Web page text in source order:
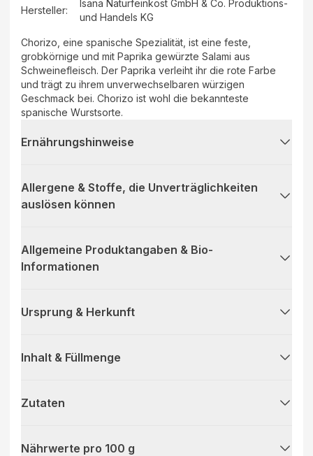
Hersteller:
Isana Naturfeinkost GmbH & Co. Produktions-
und Handels KG
Chorizo, eine spanische Spezialität, ist eine feste,
grobkörnige und mit Paprika gewürzte Salami aus
Schweinefleisch. Der Paprika verleiht ihr die rote Farbe
und trägt zu ihrem unverwechselbaren würzigen
Geschmack bei. Chorizo ist wohl die bekannteste
spanische Wurstsorte.
Ernährungshinweise
Allergene & Stoffe, die Unverträglichkeiten
auslösen können
Allgemeine Produktangaben & Bio-
Informationen
Ursprung & Herkunft
Inhalt & Füllmenge
Zutaten
Nährwerte pro 100 g